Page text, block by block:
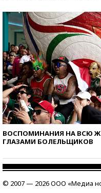
ВОСПОМИНАНИЯ НА ВСЮ
ГЛАЗАМИ БОЛЕЛЬЩИКОВ
© 2007 — 2026 ООО «Медиа